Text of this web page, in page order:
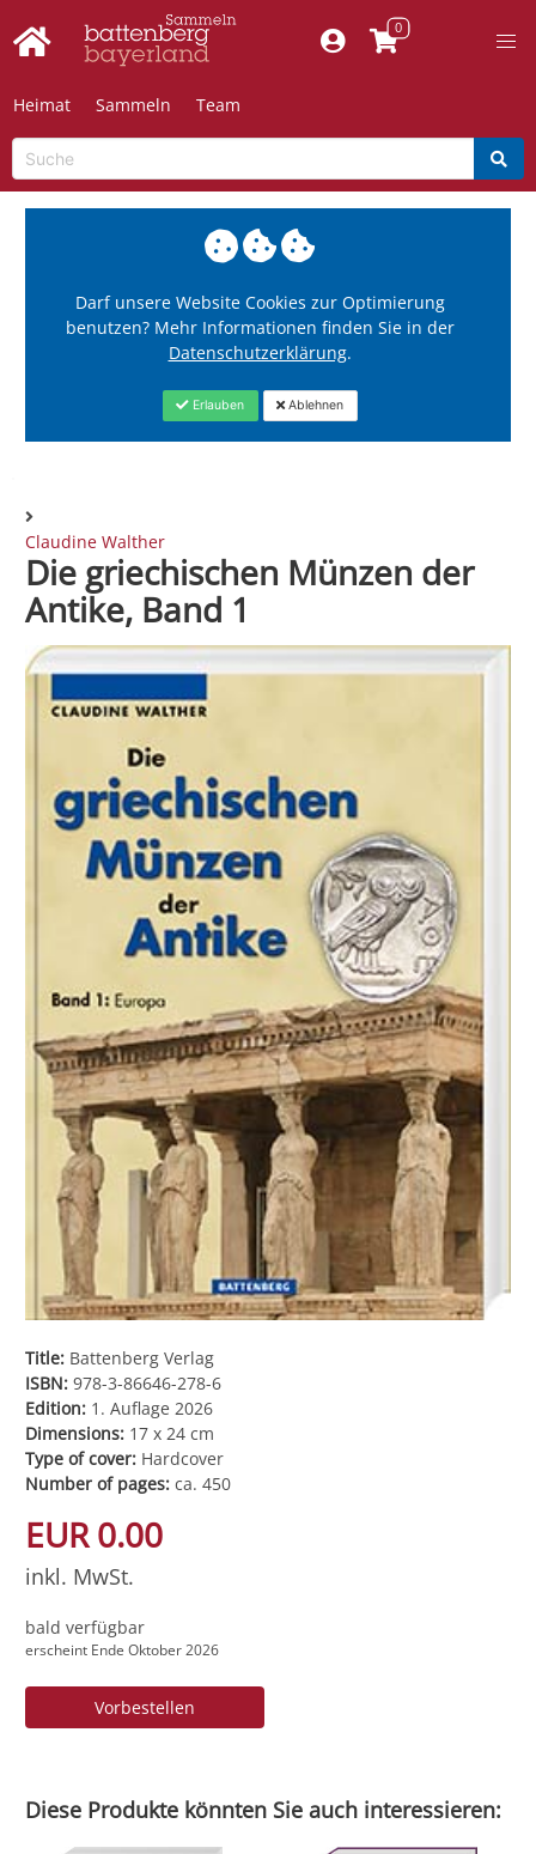
Heimat Sammeln Team
Darf unsere Website Cookies zur Optimierung
benutzen? Mehr Informationen finden Sie in der
Datenschutzerklärung.
Erlauben Ablehnen
Claudine Walther
Die griechischen Münzen der
Antike, Band 1
Title: Battenberg Verlag
ISBN: 978-3-86646-278-6
Edition: 1. Auflage 2026
Dimensions: 17 x 24 cm
Type of cover: Hardcover
Number of pages: ca. 450
EUR 0.00
inkl. MwSt.
bald verfügbar
erscheint Ende Oktober 2026
Vorbestellen
Diese Produkte könnten Sie auch interessieren: